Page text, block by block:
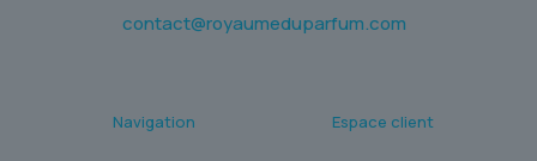
contact@royaumeduparfum.com
Navigation Espace client